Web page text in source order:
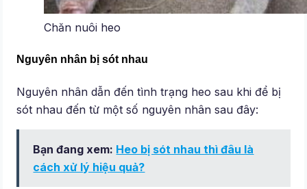
Chăn nuôi heo
Nguyên nhân bị sót nhau
Nguyên nhân dẫn đến tình trạng heo sau khi để bị
sót nhau đến từ một số nguyên nhân sau đây:
Bạn đang xem: Heo bị sót nhau thì đâu là
cách xử lý hiệu quả?